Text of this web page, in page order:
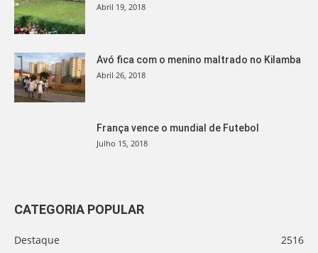
Abril 19, 2018
Avó fica com o menino maltrado no Kilamba
Abril 26, 2018
França vence o mundial de Futebol
Julho 15, 2018
CATEGORIA POPULAR
Destaque
2516